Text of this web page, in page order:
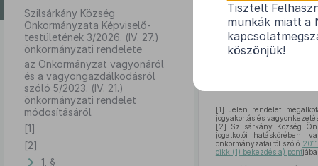
Szilsárkány Község
Önkormányzata Képviselő-
testületének 3/2026. (IV. 27.)
önkormányzati rendelete
az Önkormányzat vagyonáról
és a vagyongazdálkodásról
szóló 5/2023. (IV. 21.)
önkormányzati rendelet
módosításáról
[1]
[2]
1. §
az
[1] Jelen rendelet
jogyakorlás és
[2] Szilsárkány Község
jogalkotói hatáskörében,
önkormányzatairól szóló
cikk (1) bekezdés a) pont
Tisztelt
munkák miatt a
köszönjük!